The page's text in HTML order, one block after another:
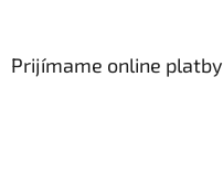
Prijímame online platby